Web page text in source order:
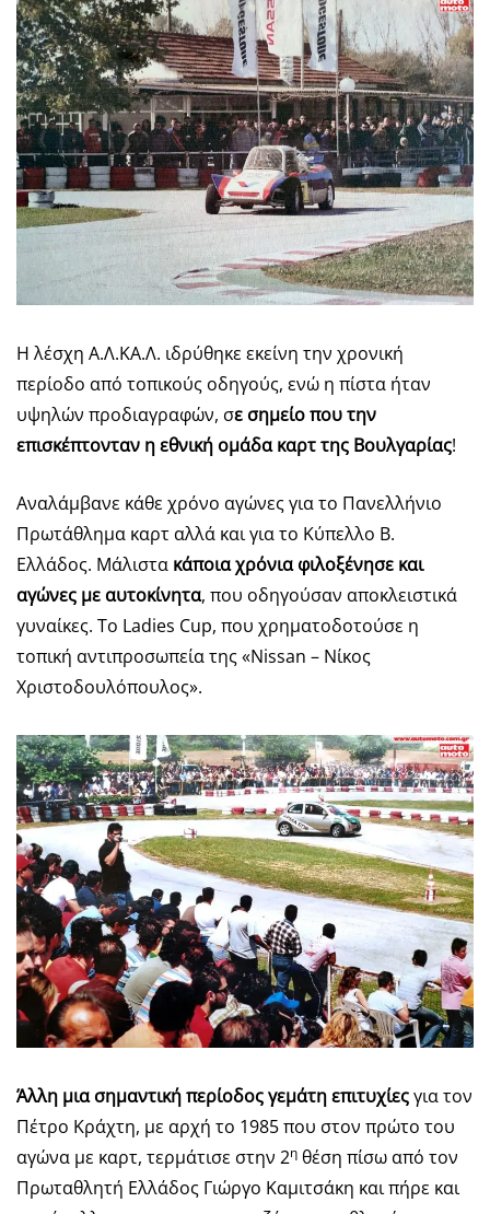
Η λέσχη Α.Λ.ΚΑ.Λ. ιδρύθηκε εκείνη την χρονική
περίοδο από τοπικούς οδηγούς, ενώ η πίστα ήταν
υψηλών προδιαγραφών, σε σημείο που την
επισκέπτονταν η εθνική ομάδα καρτ της Βουλγαρίας!
Αναλάμβανε κάθε χρόνο αγώνες για το Πανελλήνιο
Πρωτάθλημα καρτ αλλά και για το Κύπελλο Β.
Ελλάδος. Μάλιστα κάποια χρόνια φιλοξένησε και
αγώνες με αυτοκίνητα, που οδηγούσαν αποκλειστικά
γυναίκες. Το Ladies Cup, που χρηματοδοτούσε η
τοπική αντιπροσωπεία της «Nissan – Νίκος
Χριστοδουλόπουλος».
Άλλη μια σημαντική περίοδος γεμάτη επιτυχίεςγια τον
Πέτρο Κράχτη, με αρχή το 1985 που στον πρώτο του
αγώνα με καρτ, τερμάτισε στην 2η θέση πίσω από τον
Πρωταθλητή Ελλάδος Γιώργο Καμιτσάκη και πήρε και